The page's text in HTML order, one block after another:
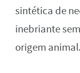
sintética de
inebriante
origem animal.